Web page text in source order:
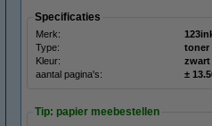
Specificaties
Merk:
Type:
toner
Kleur:
zwart
aantal pagina's:
±
Tip: papier meebestellen